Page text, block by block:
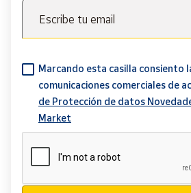
Escribe tu email
Marcando esta casilla consiento
comunicaciones comerciales de
de Protección de datos
Market